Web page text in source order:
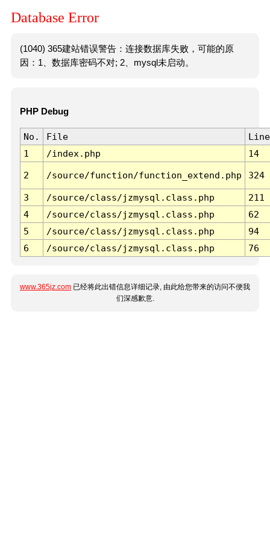
Database Error
(1040) 365建站错误警告：连接数据库失败，可能的原
因：1、数据库密码不对; 2、mysql未启动。
PHP Debug
No. File
Line
1
/index.php 14
2 /source/function/function_extend.php 324
3 /source/class/jzmysql.class.php
211
4
/source/class/jzmysql.class.php
62
5
/source/class/jzmysql.class.php
94
6
/source/class/jzmysql.class.php 76
www.365jz.com 已经将此出错信息详细记录, 由此给您带来的访问不便我
们深感歉意.